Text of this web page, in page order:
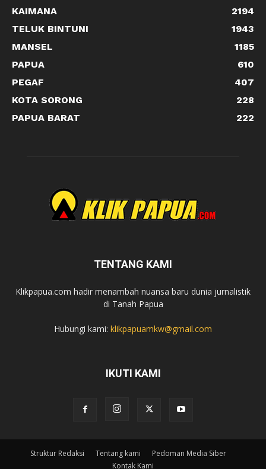
KAIMANA
2194
TELUK BINTUNI
1943
MANSEL
1185
PAPUA
610
PEGAF
407
KOTA SORONG
228
PAPUA BARAT
222
TENTANG KAMI
Klikpapua.com hadir menambah nuansa baru dunia jurnalistik
di Tanah Papua
Hubungi kami: klikpapuamkw@gmail.com
IKUTI KAMI
Struktur Redaksi Tentang kami
Pedoman Media Siber
Kontak Kami